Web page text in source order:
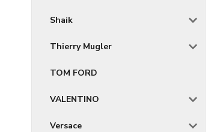
Shaik
Thierry Mugler
TOM FORD
VALENTINO
Versace